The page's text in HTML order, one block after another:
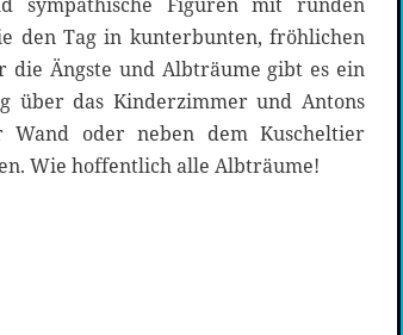
sympathische Figuren mit runden
den Tag in kunterbunten, fröhlichen
die Ängste und Albträume gibt es ein
über das Kinderzimmer und Antons
oder neben dem Kuscheltier
Wie hoffentlich alle Albträume!